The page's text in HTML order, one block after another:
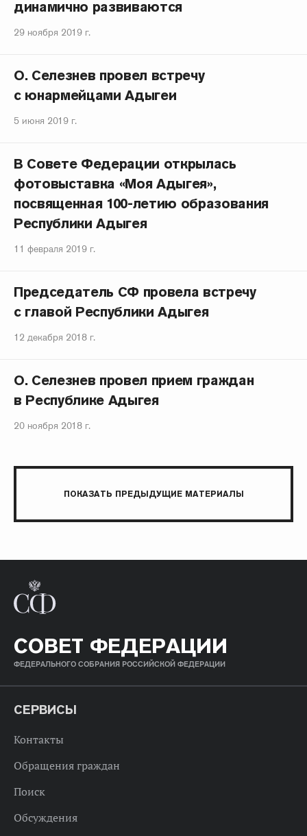
динамично развиваются
29 ноября 2019 г.
О. Селезнев провел встречу
с юнармейцами Адыгеи
5 июня 2019 г.
В Совете Федерации открылась
фотовыставка «Моя Адыгея»,
посвященная 100-летию образования
Республики Адыгея
11 февраля 2019 г.
Председатель СФ провела встречу
с главой Республики Адыгея
12 декабря 2018 г.
О. Селезнев провел прием граждан
в Республике Адыгея
20 ноября 2018 г.
ПОКАЗАТЬ ПРЕДЫДУЩИЕ МАТЕРИАЛЫ
СОВЕТ ФЕДЕРАЦИИ
ФЕДЕРАЛЬНОГО СОБРАНИЯ РОССИЙСКОЙ ФЕДЕРАЦИИ
СЕРВИСЫ
Контакты
Обращения граждан
Поиск
Обсуждения